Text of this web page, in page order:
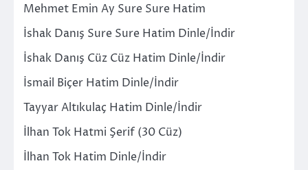
Mehmet Emin Ay Sure Sure Hatim
İshak Danış Sure Sure Hatim Dinle/İndir
İshak Danış Cüz Cüz Hatim Dinle/İndir
İsmail Biçer Hatim Dinle/İndir
Tayyar Altıkulaç Hatim Dinle/İndir
İlhan Tok Hatmi Şerif (30 Cüz)
İlhan Tok Hatim Dinle/İndir